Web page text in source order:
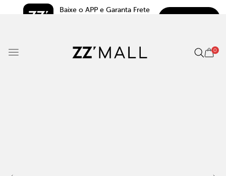
Baixe o APP e Garanta Frete
0